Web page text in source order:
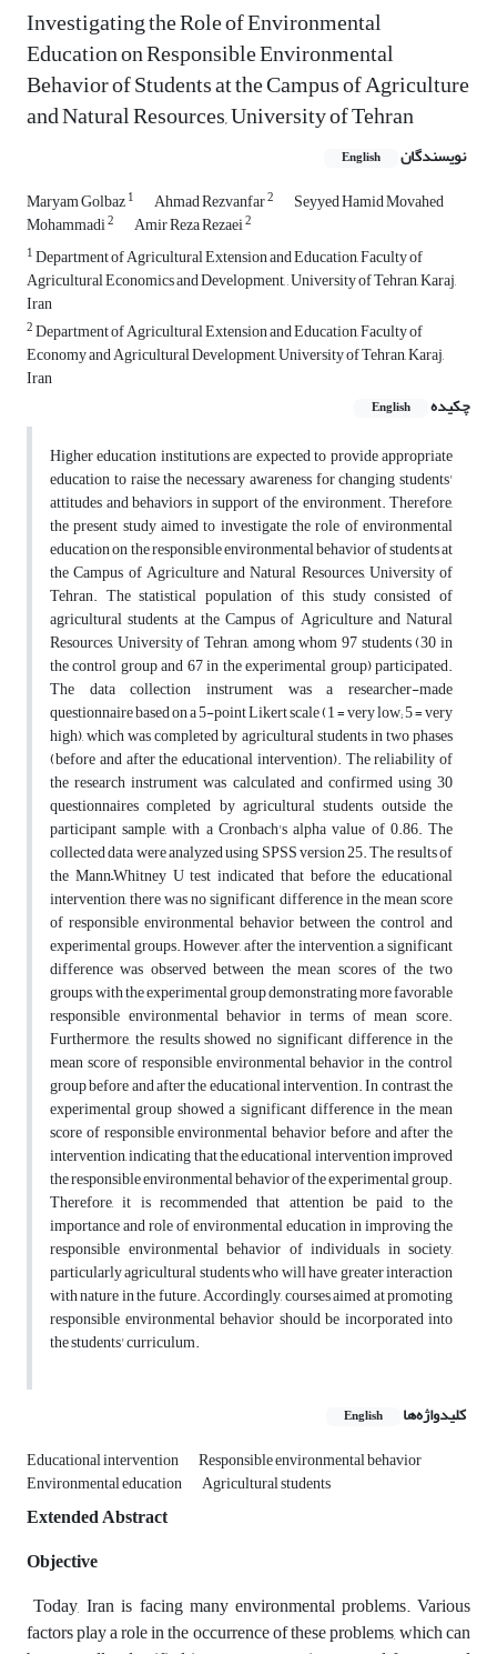
Investigating the Role of Environmental
Education on Responsible Environmental
Behavior of Students at the Campus of Agriculture
and Natural Resources, University of Tehran
نویسندگان English
Maryam Golbaz1 Ahmad Rezvanfar2 Seyyed Hamid Movahed
Mohammadi2 Amir Reza Rezaei2
1Department of Agricultural Extension and Education, Faculty of
Agricultural Economics and Development, , University of Tehran, Karaj,
Iran
2Department of Agricultural Extension and Education, Faculty of
Economy and Agricultural Development, University of Tehran, Karaj,
Iran
چکیده
English
Higher education institutions are expected to provide appropriate
education to raise the necessary awareness for changing students'
attitudes and behaviors in support of the environment. Therefore,
the present study aimed to investigate the role of environmental
education on the responsible environmental behavior of students at
the Campus of Agriculture and Natural Resources, University of
Tehran. The statistical population of this study consisted of
agricultural students at the Campus of Agriculture and Natural
Resources, University of Tehran, among whom 97 students (30 in
the control group and 67 in the experimental group) participated.
The data collection instrument was a researcher-made
questionnaire based on a 5-point Likert scale (1 = very low; 5 = very
high), which was completed by agricultural students in two phases
(before and after the educational intervention). The reliability of
the research instrument was calculated and confirmed using 30
questionnaires completed by agricultural students outside the
participant sample, with a Cronbach's alpha value of 0.86. The
collected data were analyzed using SPSS version 25. The results of
the Mann–Whitney U test indicated that before the educational
intervention, there was no significant difference in the mean score
of responsible environmental behavior between the control and
experimental groups. However, after the intervention, a significant
difference was observed between the mean scores of the two
groups, with the experimental group demonstrating more favorable
responsible environmental behavior in terms of mean score.
Furthermore, the results showed no significant difference in the
mean score of responsible environmental behavior in the control
group before and after the educational intervention. In contrast, the
experimental group showed a significant difference in the mean
score of responsible environmental behavior before and after the
intervention, indicating that the educational intervention improved
the responsible environmental behavior of the experimental group.
Therefore, it is recommended that attention be paid to the
importance and role of environmental education in improving the
responsible environmental behavior of individuals in society,
particularly agricultural students who will have greater interaction
with nature in the future. Accordingly, courses aimed at promoting
responsible environmental behavior should be incorporated into
the students' curriculum.
کلیدواژه‌ها English
Educational intervention Responsible environmental behavior
Environmental education Agricultural students
Extended Abstract
Objective
Today, Iran is facing many environmental problems. Various
factors play a role in the occurrence of these problems, which can